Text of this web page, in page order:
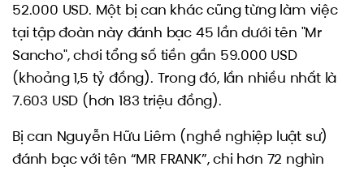
52.000 USD. Một bị can khác cũng từng làm việc
tại tập đoàn này đánh bạc 45 lần dưới tên "Mr
Sancho", chơi tổng số tiền gần 59.000 USD
(khoảng 1,5 tỷ đồng). Trong đó, lần nhiều nhất là
7.603 USD (hơn 183 triệu đồng).
Bị can Nguyễn Hữu Liêm (nghề nghiệp luật sư)
đánh bạc với tên “MR FRANK”, chi hơn 72 nghìn